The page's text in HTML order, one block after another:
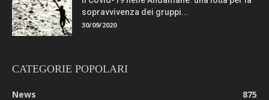
sopravvivenza dei gruppi...
30/09/2020
CATEGORIE POPOLARI
News
875